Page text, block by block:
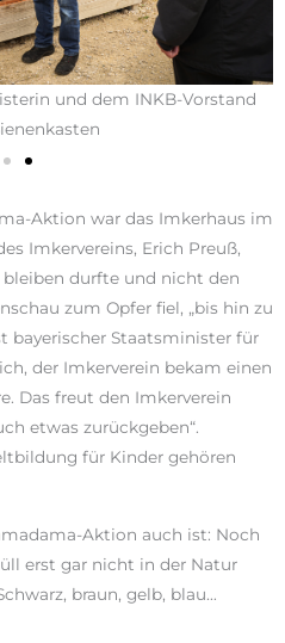
und dem INKB-Vorstand
Aktion war das Imkerhaus im
Imkervereins, Erich Preuß,
bleiben durfte und nicht den
zum Opfer fiel, „bis hin zu
bayerischer Staatsminister für
der Imkerverein bekam einen
Das freut den Imkerverein
etwas zurückgeben“.
für Kinder gehören
Aktion auch ist: Noch
erst gar nicht in der Natur
braun, gelb, blau…